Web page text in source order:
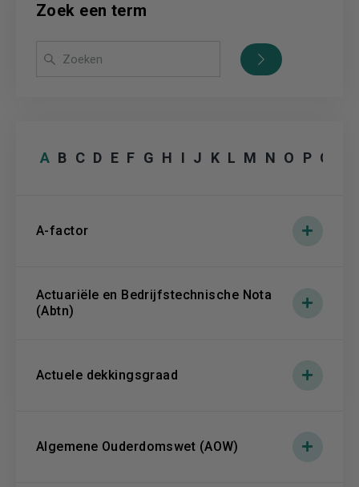
A B C D E F G H I J K L M N O P Q
A-factor
Actuariële en Bedrijfstechnische Nota
(Abtn)
Actuele dekkingsgraad
Algemene Ouderdomswet (AOW)
Zoek een term